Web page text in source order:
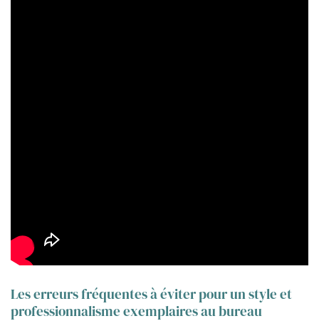
Les erreurs fréquentes à éviter pour un style et
professionnalisme exemplaires au bureau